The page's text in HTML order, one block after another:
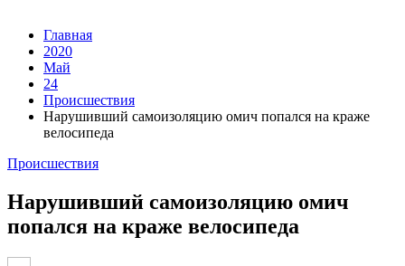
Главная
2020
Май
24
Происшествия
Нарушивший самоизоляцию омич попался на краже
велосипеда
Происшествия
Нарушивший самоизоляцию омич
попался на краже велосипеда